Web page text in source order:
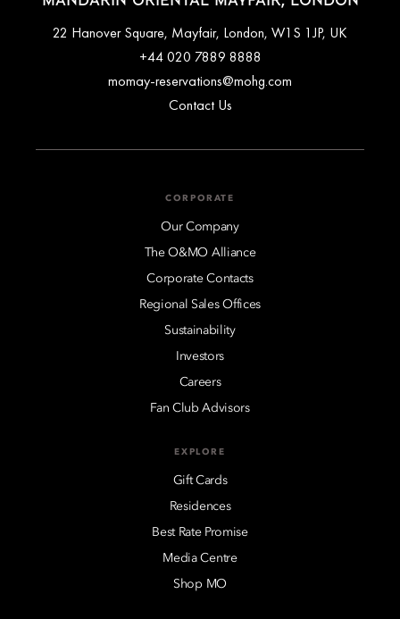
22 Hanover Square, Mayfair, London, W1S 1JP, UK
+44 020 7889 8888
momay-reservations@mohg.com
Contact Us
CORPORATE
Our Company
The O&MO Alliance
Corporate Contacts
Regional Sales Offices
Sustainability
Investors
Careers
Fan Club Advisors
EXPLORE
Gift Cards
Residences
Best Rate Promise
Media Centre
Shop MO